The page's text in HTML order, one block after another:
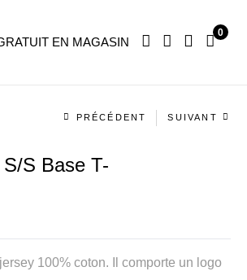
EN MAGASIN
0
Navigation
PRÉCÉDENT SUIVANT
S Base T-
100% coton. Il comporte un logo